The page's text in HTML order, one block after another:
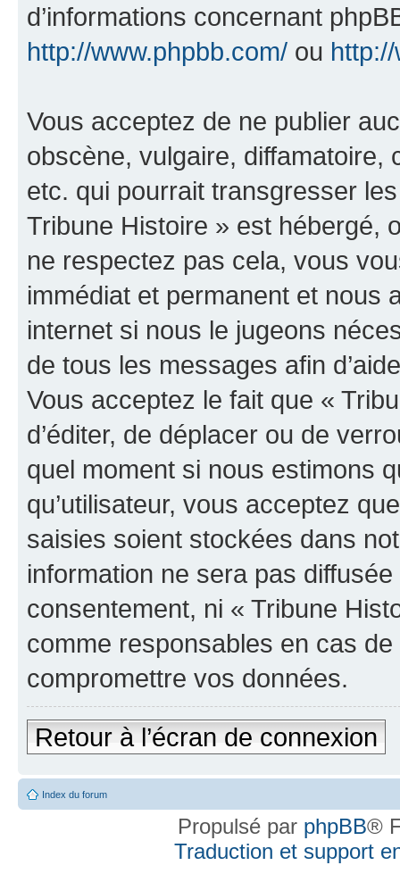
d’informations concernant
http://www.phpbb.com/ ou
Vous acceptez de ne publier
obscène, vulgaire, diffamatoire,
etc. qui pourrait transgresser
Tribune Histoire » est hébergé,
ne respectez pas cela, vous
immédiat et permanent et nous
internet si nous le jugeons
de tous les messages afin
Vous acceptez le fait que «
d’éditer, de déplacer ou de
quel moment si nous estimons
qu’utilisateur, vous acceptez
saisies soient stockées dans
information ne sera pas
consentement, ni « Tribune
comme responsables en cas
compromettre vos données.
Retour à l’écran de connexion
Index du forum
Propulsé par phpBB®
Traduction et support